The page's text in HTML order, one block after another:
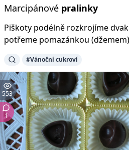
Marcipánové pralinky
Piškoty podélně rozkrojíme
potřeme pomazánkou
#Vánoční cukroví
553
1